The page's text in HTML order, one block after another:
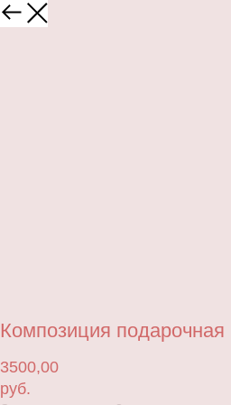
Композиция подарочная
3500,00
руб.